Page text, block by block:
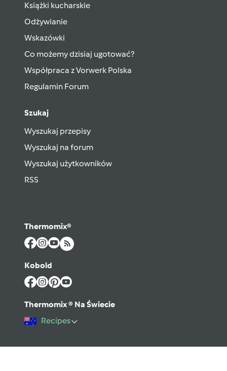
Książki kucharskie
Odżywianie
Wskazówki
Co możemy dzisiaj ugotować?
Współpraca z Vorwerk Polska
Regulamin Forum
Szukaj
Wyszukaj przepisy
Wyszukaj na forum
Wyszukaj użytkowników
RSS
Thermomix®
Kobold
Thermomix ® Na Świecie
Recipes